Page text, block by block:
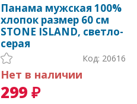
Панама мужская 100%
хлопок размер 60 см
STONE ISLAND, светло-
серая
Код: 20616
Нет в наличии
299 ₽